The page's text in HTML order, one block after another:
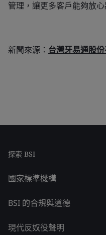
管理，讓更多客戶能夠放
新聞來源： 台灣牙易通股
探索 BSI
國家標準機構
BSI 的合規與道德
現代反奴役聲明